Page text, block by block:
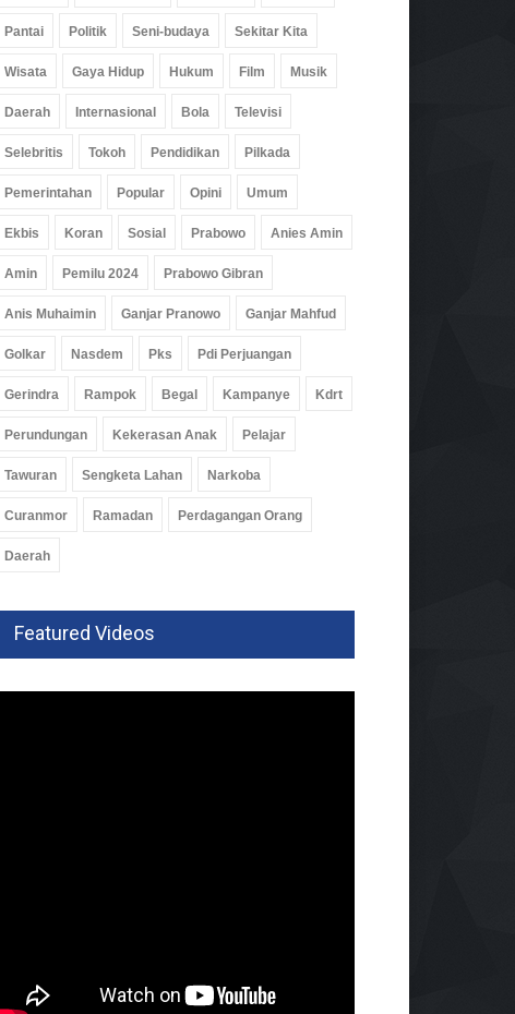
Polisi Temukan 995 Pucuk
Sekolah Swasta
Hukum 07 Agu 2026, 173 Views
Pantai Politik Seni-budaya Sekitar Kita
Wisata Gaya Hidup Hukum Film Musik
Daerah Internasional Bola Televisi
Selebritis Tokoh Pendidikan Pilkada
Pemerintahan Popular Opini Umum
Ekbis Koran Sosial Prabowo Anies Amin
Amin Pemilu 2024 Prabowo Gibran
Anis Muhaimin Ganjar Pranowo Ganjar Mahfud
Golkar Nasdem Pks Pdi Perjuangan
Gerindra Rampok Begal Kampanye Kdrt
Perundungan Kekerasan Anak Pelajar
Tawuran Sengketa Lahan Narkoba
Curanmor Ramadan Perdagangan Orang
Daerah
Featured Videos